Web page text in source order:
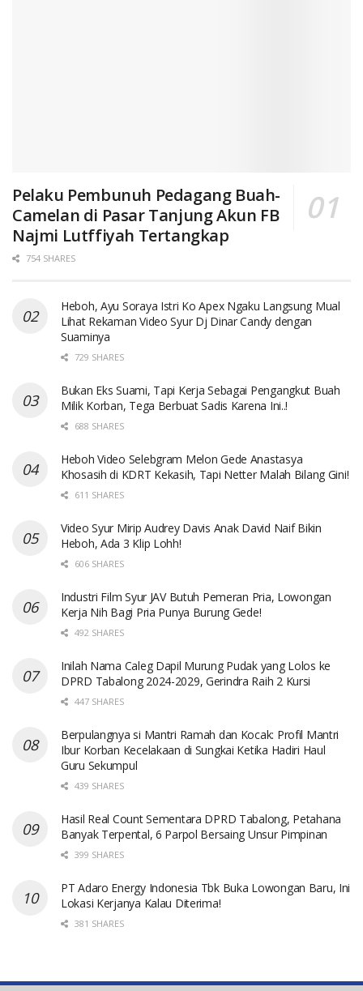
Pelaku Pembunuh Pedagang Buah-
Camelan di Pasar Tanjung Akun FB
Najmi Lutffiyah Tertangkap
754 SHARES
Heboh, Ayu Soraya Istri Ko Apex Ngaku Langsung Mual
Lihat Rekaman Video Syur Dj Dinar Candy dengan
Suaminya
729 SHARES
Bukan Eks Suami, Tapi Kerja Sebagai Pengangkut Buah
Milik Korban, Tega Berbuat Sadis Karena Ini..!
688 SHARES
Heboh Video Selebgram Melon Gede Anastasya
Khosasih di KDRT Kekasih, Tapi Netter Malah Bilang Gini!
611 SHARES
Video Syur Mirip Audrey Davis Anak David Naif Bikin
Heboh, Ada 3 Klip Lohh!
606 SHARES
Industri Film Syur JAV Butuh Pemeran Pria, Lowongan
Kerja Nih Bagi Pria Punya Burung Gede!
492 SHARES
Inilah Nama Caleg Dapil Murung Pudak yang Lolos ke
DPRD Tabalong 2024-2029, Gerindra Raih 2 Kursi
447 SHARES
Berpulangnya si Mantri Ramah dan Kocak: Profil Mantri
Ibur Korban Kecelakaan di Sungkai Ketika Hadiri Haul
Guru Sekumpul
439 SHARES
Hasil Real Count Sementara DPRD Tabalong, Petahana
Banyak Terpental, 6 Parpol Bersaing Unsur Pimpinan
399 SHARES
PT Adaro Energy Indonesia Tbk Buka Lowongan Baru, Ini
Lokasi Kerjanya Kalau Diterima!
381 SHARES